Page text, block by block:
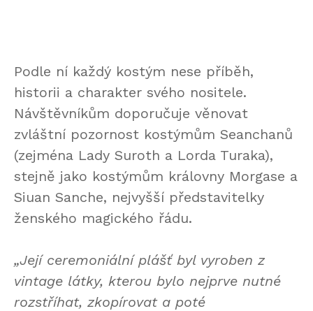
Podle ní každý kostým nese příběh,
historii a charakter svého nositele.
Návštěvníkům doporučuje věnovat
zvláštní pozornost kostýmům Seanchanů
(zejména Lady Suroth a Lorda Turaka),
stejně jako kostýmům královny Morgase a
Siuan Sanche, nejvyšší představitelky
ženského magického řádu.
„Její ceremoniální plášť byl vyroben z
vintage látky, kterou bylo nejprve nutné
rozstříhat, zkopírovat a poté